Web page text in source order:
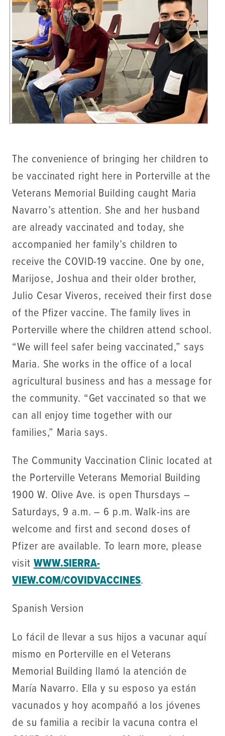
The convenience of bringing her children to
be vaccinated right here in Porterville at the
Veterans Memorial Building caught Maria
Navarro’s attention. She and her husband
are already vaccinated and today, she
accompanied her family’s children to
receive the COVID-19 vaccine. One by one,
Marijose, Joshua and their older brother,
Julio Cesar Viveros, received their first dose
of the Pfizer vaccine. The family lives in
Porterville where the children attend school.
“We will feel safer being vaccinated,” says
Maria. She works in the office of a local
agricultural business and has a message for
the community. “Get vaccinated so that we
can all enjoy time together with our
families,” Maria says.
The Community Vaccination Clinic located at
the Porterville Veterans Memorial Building
1900 W. Olive Ave. is open Thursdays –
Saturdays, 9 a.m. – 6 p.m. Walk-ins are
welcome and first and second doses of
Pfizer are available. To learn more, please
visitWWW.SIERRA-
VIEW.COM/COVIDVACCINES.
Spanish Version
Lo fácil de llevar a sus hijos a vacunar aquí
mismo en Porterville en el Veterans
Memorial Building llamó la atención de
María Navarro. Ella y su esposo ya están
vacunados y hoy acompañó a los jóvenes
de su familia a recibir la vacuna contra el